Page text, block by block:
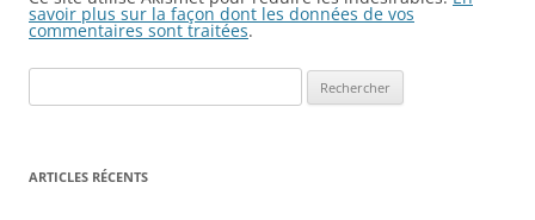
savoir plus sur la façon dont les données de vos
commentaires sont traitées.
ARTICLES RÉCENTS